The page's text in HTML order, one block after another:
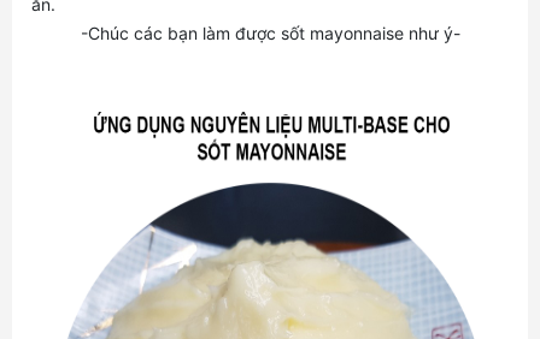
ăn.
-Chúc các bạn làm được sốt mayonnaise như ý-